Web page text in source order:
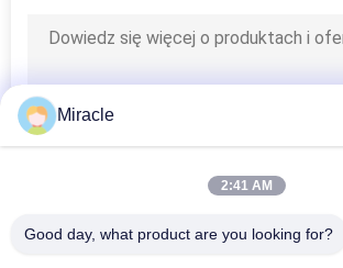
Zawór
hydrauliczny
Miracle
2:41 AM
Good day, what product are you looking for?